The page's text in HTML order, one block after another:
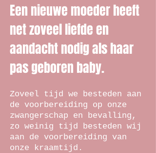
Een nieuwe moeder heeft
net zoveel liefde en
aandacht nodig als haar
pas geboren baby.
Zoveel tijd we besteden aan
de voorbereiding op onze
zwangerschap en bevalling,
zo weinig tijd besteden wij
aan de voorbereiding van
onze kraamtijd.